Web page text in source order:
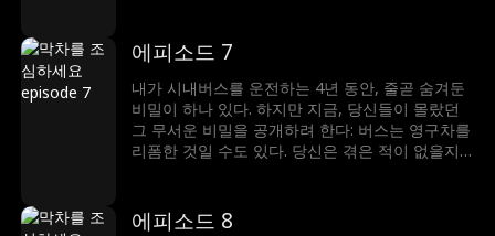
에피소드 7
내가 시내버스를 운전하는 4년 동안, 줄곧 숨겨둔
비밀이 하나 있다. 하지만 지금, 당신들이 몰랐던
그 무서운 비밀을 공개하려 한다: 버스는 영구차를
리폼한 것일 수도 있다. 당신은 겪은 적이 없을지
에피소드 8